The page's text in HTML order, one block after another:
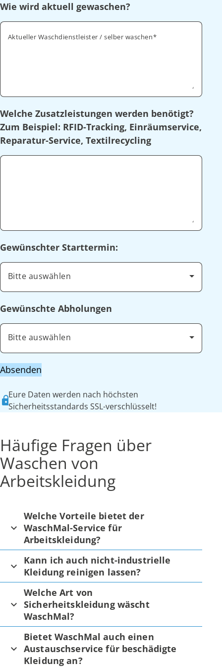
Wie wird aktuell gewaschen?
Aktueller Waschdienstleister / selber waschen
Welche Zusatzleistungen werden benötigt?
Zum Beispiel: RFID-Tracking, Einräumservice,
Reparatur-Service, Textilrecycling
Gewünschter Starttermin:
Bitte auswählen
Gewünschte Abholungen
Bitte auswählen
Absenden
Eure Daten werden nach höchsten
Sicherheitsstandards SSL-verschlüsselt!
Häufige Fragen über
Waschen von
Arbeitskleidung
Welche Vorteile bietet der
WaschMal-Service für
Arbeitskleidung?
Kann ich auch nicht-industrielle
Kleidung reinigen lassen?
Welche Art von
Sicherheitskleidung wäscht
WaschMal?
Bietet WaschMal auch einen
Austauschservice für beschädigte
Kleidung an?